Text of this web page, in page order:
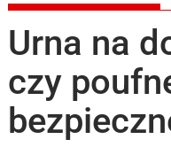
Urna na
czy